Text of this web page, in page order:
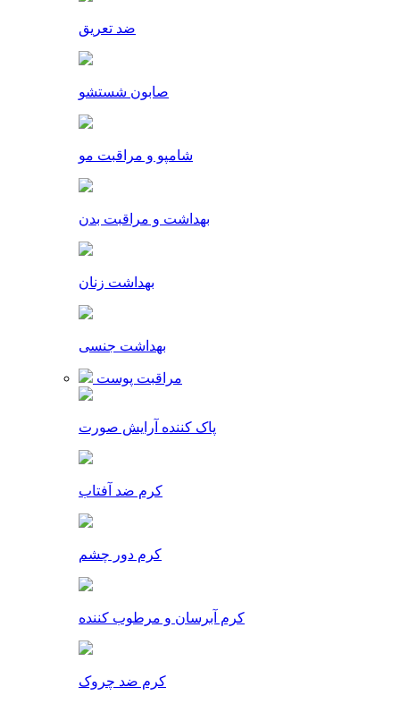
ضد تعریق
صابون شستشو
شامپو و مراقبت مو
بهداشت و مراقبت بدن
بهداشت زنان
بهداشت جنسی
مراقبت پوست
پاک کننده آرایش صورت
کرم ضد آفتاب
کرم دور چشم
کرم آبرسان و مرطوب کننده
کرم ضد چروک